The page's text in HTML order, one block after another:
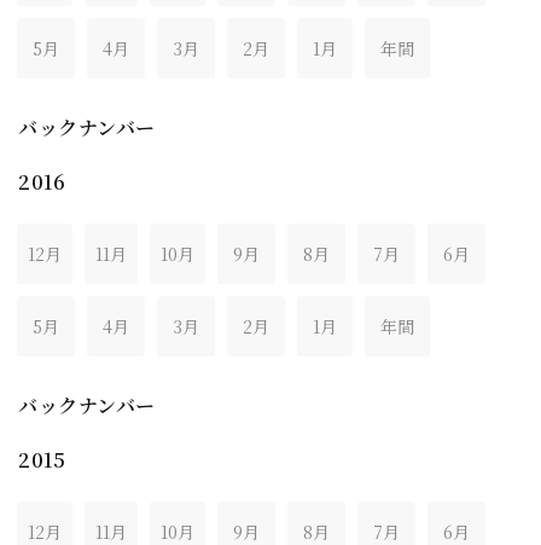
5月 4月 3月 2月 1月 年間
バックナンバー
2016
12月 11月 10月 9月 8月 7月 6月
5月 4月 3月 2月 1月 年間
バックナンバー
2015
12月 11月 10月 9月 8月 7月 6月